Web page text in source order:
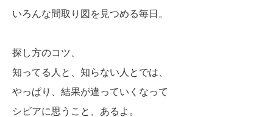
いろんな間取り図を見つめる毎日。
探し方のコツ、
知ってる人と、知らない人とでは、
やっぱり、結果が違っていくなって
シビアに思うこと、あるよ。